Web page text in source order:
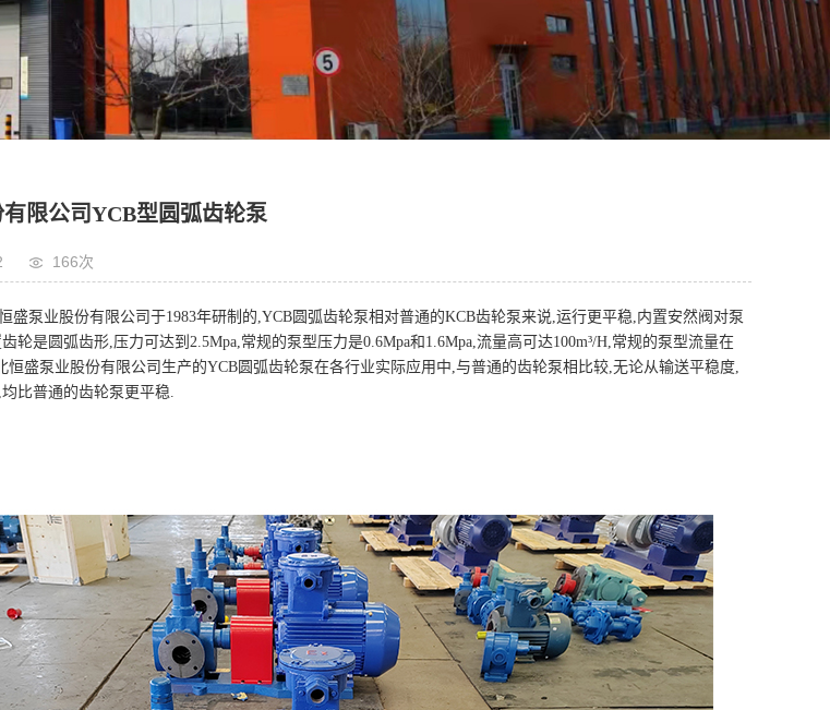
限公司YCB型圆弧齿轮泵
166次
盛泵业股份有限公司于1983年研制的,YCB圆弧齿轮泵相对普通的KCB齿轮泵来说,运行更平稳,内置安然阀对泵
轮是圆弧齿形,压力可达到2.5Mpa,常规的泵型压力是0.6Mpa和1.6Mpa,流量高可达100m³/H,常规的泵型流量在
恒盛泵业股份有限公司生产的YCB圆弧齿轮泵在各行业实际应用中,与普通的齿轮泵相比较,无论从输送平稳度,
比普通的齿轮泵更平稳.